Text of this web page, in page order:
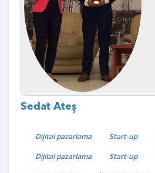
Sedat Ateş
Dijital pazarlama Start-up
Dijital pazarlama
Start-up